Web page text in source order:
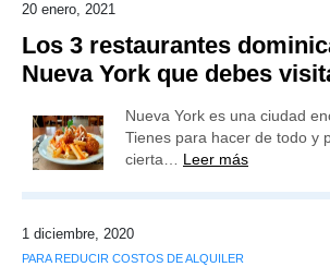
20 enero, 2021
Los 3 restaurantes
Nueva York que debes
Nueva York es una ciudad
Tienes para hacer de todo y
cierta… Leer más
1 diciembre, 2020
PARA REDUCIR COSTOS DE ALQUILER